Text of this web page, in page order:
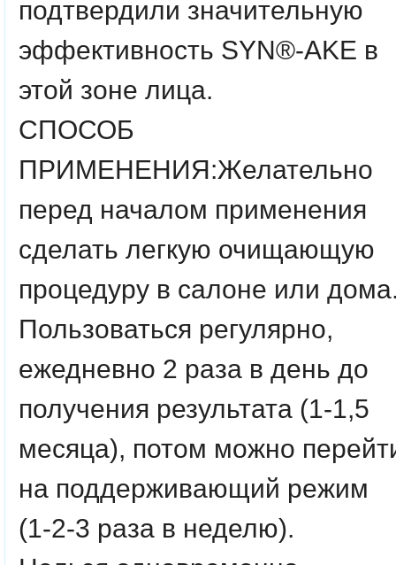
подтвердили значительную
эффективность SYN®-AKE в
этой зоне лица.
СПОСОБ
ПРИМЕНЕНИЯ:Желательно
перед началом применения
сделать легкую очищающую
процедуру в салоне или
Пользоваться регулярно,
ежедневно 2 раза в день до
получения результата (1-1,5
месяца), потом можно
на поддерживающий режим
(1-2-3 раза в неделю).